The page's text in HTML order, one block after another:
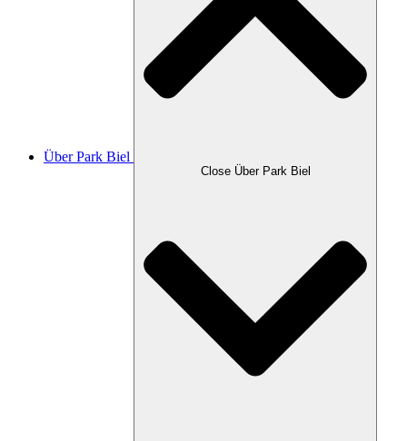
Über Park Biel
Close Über Park Biel